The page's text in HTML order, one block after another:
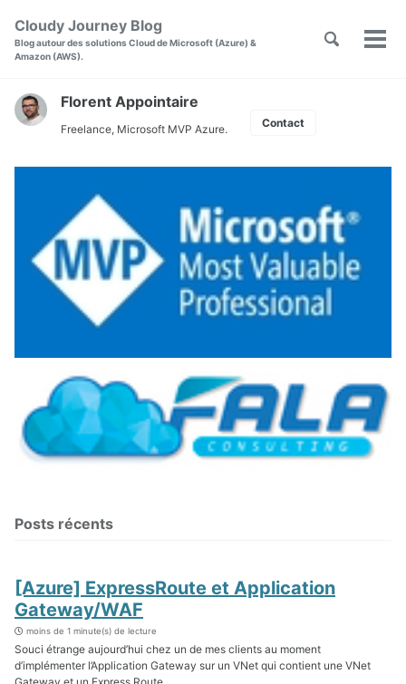
Skip
primary
content
footer
Cloudy Journey Blog
Blog autour des solutions Cloud de Microsoft (Azure) &
Amazon (AWS).
Toggle
Florent Appointaire
Freelance, Microsoft MVP Azure. Contact
Posts récents
[Azure] ExpressRoute et Application
Gateway/WAF
moins de 1 minute(s) de lecture
Souci étrange aujourd’hui chez un de mes clients au moment
d’implémenter l’Application Gateway sur un VNet qui contient une VNet